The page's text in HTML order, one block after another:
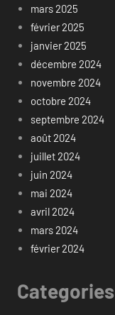
mars 2025
février 2025
janvier 2025
décembre 2024
novembre 2024
octobre 2024
septembre 2024
août 2024
juillet 2024
juin 2024
mai 2024
avril 2024
mars 2024
février 2024
Categories